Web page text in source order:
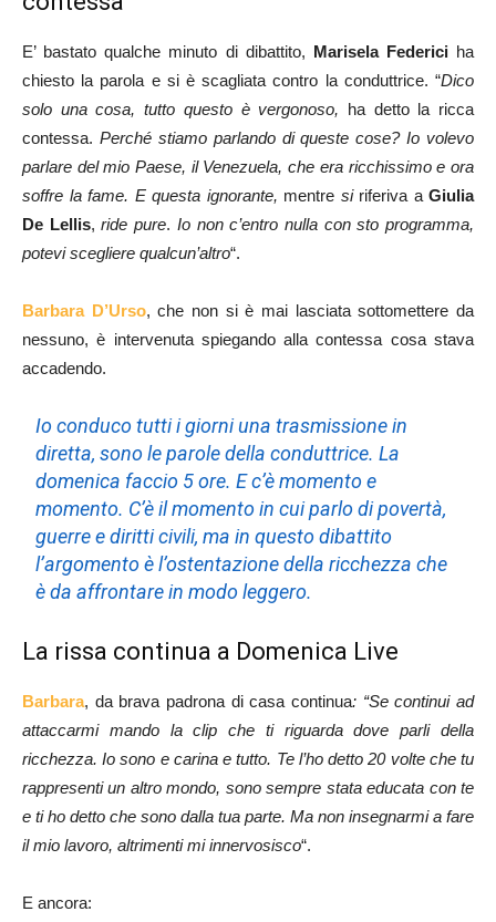
E’ bastato qualche minuto di dibattito, Marisela Federiciha
chiesto la parola e si è scagliata contro la conduttrice. “Dico
solo una cosa, tutto questo è vergonoso,
ha detto la ricca
contessa. Perché stiamo parlando di queste cose? Io volevo
parlare del mio Paese, il Venezuela, che era ricchissimo e ora
soffre la fame. E questa ignorante, mentre si riferiva a Giulia
De Lellis,ride pure. Io non c’entro nulla con sto programma,
potevi scegliere qualcun’altro“.
Barbara D’Urso, che non si è mai lasciata sottomettere da
nessuno, è intervenuta spiegando alla contessa cosa stava
accadendo.
Io conduco tutti i giorni una trasmissione in
diretta,sono le parole della conduttrice.La
domenica faccio 5 ore. E c’è momento e
momento. C’è il momento in cui parlo di povertà,
guerre e diritti civili, ma in questo dibattito
l’argomento è l’ostentazione della ricchezza che
è da affrontare in modo leggero.
La rissa continua a Domenica Live
Barbara, da brava padrona di casa continua: “Se continui ad
attaccarmi mando la clip che ti riguarda dove parli della
ricchezza. Io sono e carina e tutto. Te l’ho detto 20 volte che tu
rappresenti un altro mondo, sono sempre stata educata con te
e ti ho detto che sono dalla tua parte. Ma non insegnarmi a fare
il mio lavoro, altrimenti mi innervosisco“.
E ancora: